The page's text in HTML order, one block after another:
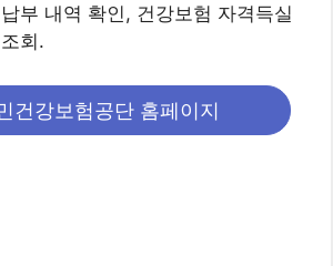
부 내역 확인, 건강보험 자격득실
회.
건강보험공단 홈페이지